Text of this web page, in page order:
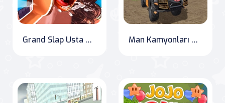
Grand Slap Usta Kings Şaplak Yarışması 2020 Man Kamyonları Arasındaki Farklar